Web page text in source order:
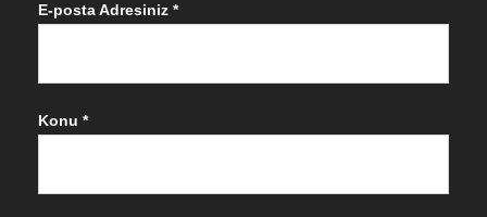
E-posta Adresiniz *
Konu *